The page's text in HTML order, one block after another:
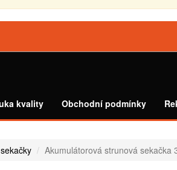
kvality Obchodní podmínky
Akumulátorová strunová sekačka